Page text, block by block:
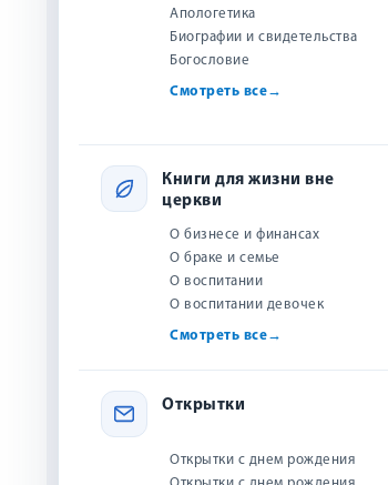
Апологетика
Биографии и свидетельства
Богословие
Смотреть все→
Книги для жизни вне
церкви
О бизнесе и финансах
О браке и семье
О воспитании
О воспитании девочек
Смотреть все→
Открытки
Открытки с днем рождения
Христианские подарки
продукция
Сувениры
Рождественские и
новогодние подарки
Комплекты книг
Игры